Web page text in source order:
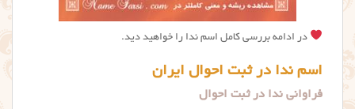
در ادامه بررسی کامل اسم ندا را خواهید دید.
اسم ندا در ثبت احوال ایران
فراوانی ندا در ثبت احوال